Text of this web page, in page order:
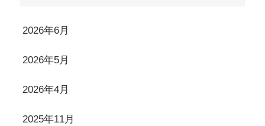
2026年6月
2026年5月
2026年4月
2025年11月